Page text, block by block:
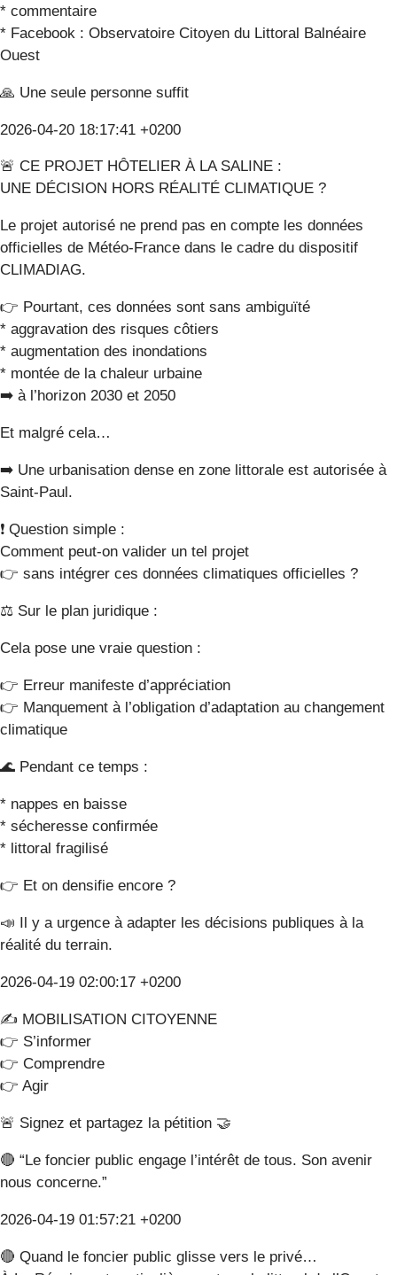
* commentaire
* Facebook : Observatoire Citoyen du Littoral Balnéaire
Ouest
🙏 Une seule personne suffit
2026-04-20 18:17:41 +0200
🚨 CE PROJET HÔTELIER À LA SALINE :
UNE DÉCISION HORS RÉALITÉ CLIMATIQUE ?
Le projet autorisé ne prend pas en compte les données
officielles de Météo-France dans le cadre du dispositif
CLIMADIAG.
👉 Pourtant, ces données sont sans ambiguïté
* aggravation des risques côtiers
* augmentation des inondations
* montée de la chaleur urbaine
➡️ à l’horizon 2030 et 2050
Et malgré cela…
➡️ Une urbanisation dense en zone littorale est autorisée à
Saint-Paul.
❗ Question simple :
Comment peut-on valider un tel projet
👉 sans intégrer ces données climatiques officielles ?
⚖️ Sur le plan juridique :
Cela pose une vraie question :
👉 Erreur manifeste d’appréciation
👉 Manquement à l’obligation d’adaptation au changement
climatique
🌊 Pendant ce temps :
* nappes en baisse
* sécheresse confirmée
* littoral fragilisé
👉 Et on densifie encore ?
📣 Il y a urgence à adapter les décisions publiques à la
réalité du terrain.
2026-04-19 02:00:17 +0200
✍️ MOBILISATION CITOYENNE
👉 S’informer
👉 Comprendre
👉 Agir
🚨 Signez et partagez la pétition 🤝
🔴 “Le foncier public engage l’intérêt de tous. Son avenir
nous concerne.”
2026-04-19 01:57:21 +0200
🔴 Quand le foncier public glisse vers le privé…